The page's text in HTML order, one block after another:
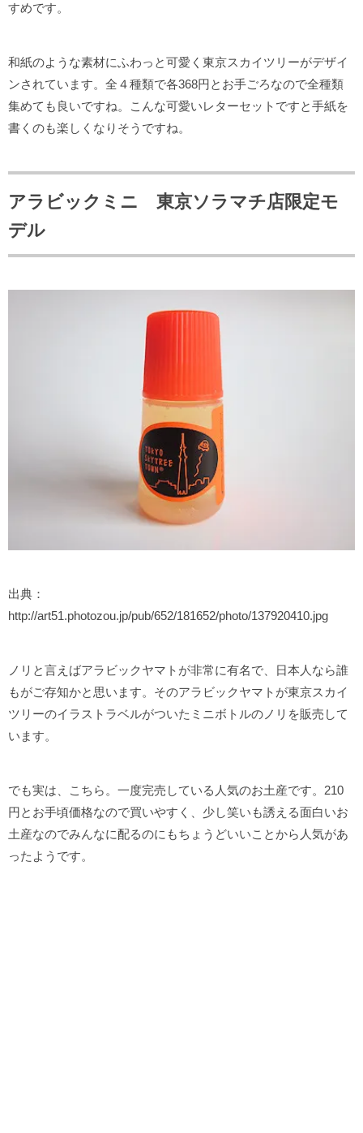
すめです。
和紙のような素材にふわっと可愛く東京スカイツリーがデザイ
ンされています。全４種類で各368円とお手ごろなので全種類
集めても良いですね。こんな可愛いレターセットですと手紙を
書くのも楽しくなりそうですね。
アラビックミニ 東京ソラマチ店限定モ
デル
出典：
http://art51.photozou.jp/pub/652/181652/photo/137920410.jpg
ノリと言えばアラビックヤマトが非常に有名で、日本人なら誰
もがご存知かと思います。そのアラビックヤマトが東京スカイ
ツリーのイラストラベルがついたミニボトルのノリを販売して
います。
でも実は、こちら。一度完売している人気のお土産です。210
円とお手頃価格なので買いやすく、少し笑いも誘える面白いお
土産なのでみんなに配るのにもちょうどいいことから人気があ
ったようです。